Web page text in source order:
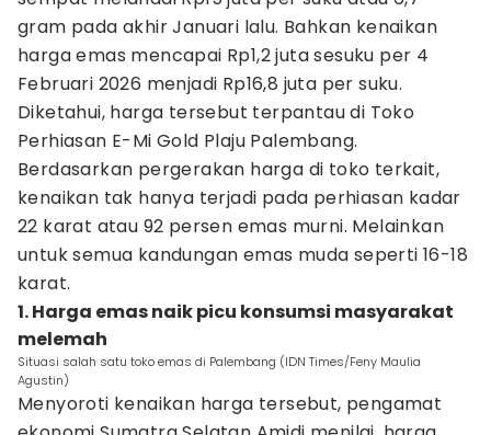
gram pada akhir Januari lalu. Bahkan kenaikan
harga emas mencapai Rp1,2 juta sesuku per 4
Februari 2026 menjadi Rp16,8 juta per suku.
Diketahui, harga tersebut terpantau di Toko
Perhiasan E-Mi Gold Plaju Palembang.
Berdasarkan pergerakan harga di toko terkait,
kenaikan tak hanya terjadi pada perhiasan kadar
22 karat atau 92 persen emas murni. Melainkan
untuk semua kandungan emas muda seperti 16-18
karat.
1. Harga emas naik picu konsumsi masyarakat
melemah
Situasi salah satu toko emas di Palembang (IDN Times/Feny Maulia
Agustin)
Menyoroti kenaikan harga tersebut, pengamat